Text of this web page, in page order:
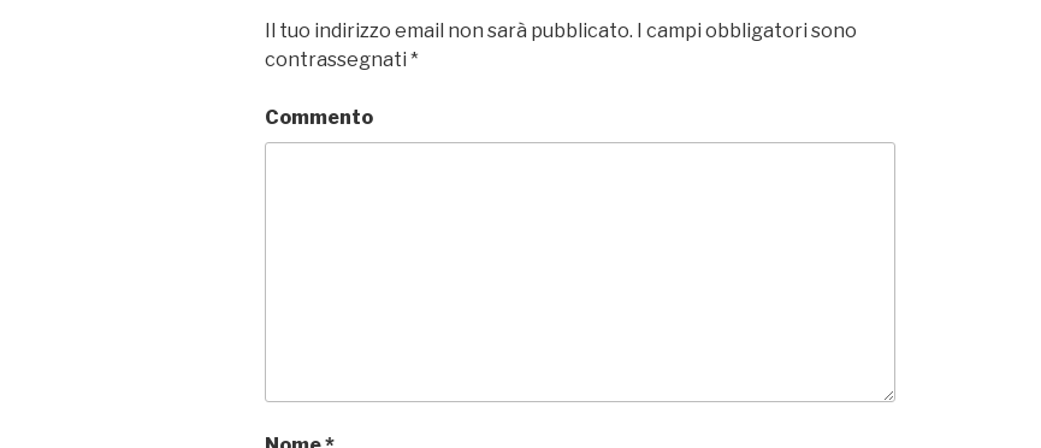
Il tuo indirizzo email non sarà pubblicato. I campi obbligatori sono
contrassegnati *
Commento